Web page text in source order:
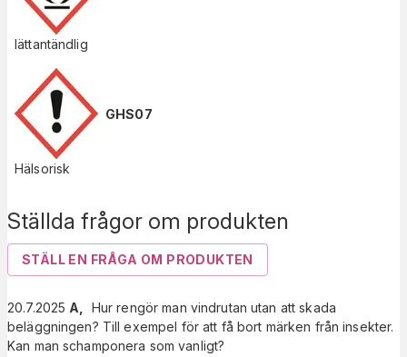
Ställda frågor om produkten
STÄLL EN FRÅGA OM PRODUKTEN
20.7.2025 A
Hur rengör man vindrutan utan att skada
beläggningen? Till exempel för att få bort märken från insekter.
Kan man schamponera som vanligt?
lättantändlig
GHS07
Hälsorisk